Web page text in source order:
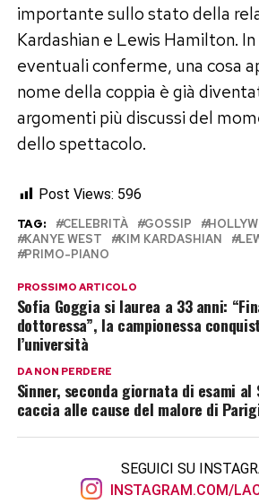
importante sullo stato della
Kardashian e Lewis Hamilton.
eventuali conferme, una cosa
nome della coppia è già
argomenti più discussi del
dello spettacolo.
Post Views: 596
TAG: CELEBRITÀ GOSSIP
KANYE WEST
KIM KARDASHIAN
PRIMO-PIANO
PROSSIMO ARTICOLO
Sofia Goggia si laurea a 33 anni:
dottoressa”, la campionessa
l’università
DA NON PERDERE
Sinner, seconda giornata di esami al
caccia alle cause del malore di
SEGUICI SU
INSTAGRAM.COM/